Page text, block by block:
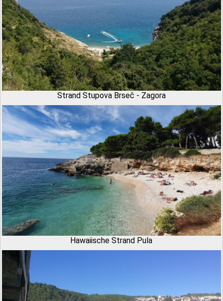
Strand Stupova Brseč - Zagora
Hawaiische Strand Pula